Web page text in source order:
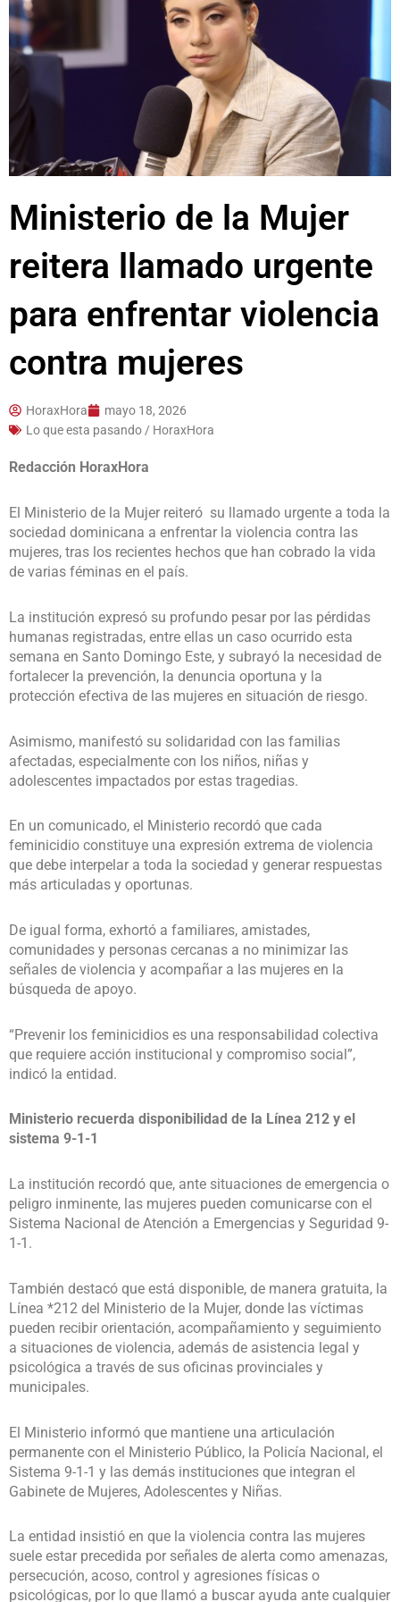
Ministerio de la Mujer
reitera llamado urgente
para enfrentar violencia
contra mujeres
HoraxHora
mayo 18, 2026
Lo que esta pasando / HoraxHora
Redacción HoraxHora
El Ministerio de la Mujer reiteró su llamado urgente a toda la
sociedad dominicana a enfrentar la violencia contra las
mujeres, tras los recientes hechos que han cobrado la vida
de varias féminas en el país.
La institución expresó su profundo pesar por las pérdidas
humanas registradas, entre ellas un caso ocurrido esta
semana en Santo Domingo Este, y subrayó la necesidad de
fortalecer la prevención, la denuncia oportuna y la
protección efectiva de las mujeres en situación de riesgo.
Asimismo, manifestó su solidaridad con las familias
afectadas, especialmente con los niños, niñas y
adolescentes impactados por estas tragedias.
En un comunicado, el Ministerio recordó que cada
feminicidio constituye una expresión extrema de violencia
que debe interpelar a toda la sociedad y generar respuestas
más articuladas y oportunas.
De igual forma, exhortó a familiares, amistades,
comunidades y personas cercanas a no minimizar las
señales de violencia y acompañar a las mujeres en la
búsqueda de apoyo.
“Prevenir los feminicidios es una responsabilidad colectiva
que requiere acción institucional y compromiso social”,
indicó la entidad.
Ministerio recuerda disponibilidad de la Línea 212 y el
sistema 9-1-1
La institución recordó que, ante situaciones de emergencia o
peligro inminente, las mujeres pueden comunicarse con el
Sistema Nacional de Atención a Emergencias y Seguridad 9-
1-1.
También destacó que está disponible, de manera gratuita, la
Línea *212 del Ministerio de la Mujer, donde las víctimas
pueden recibir orientación, acompañamiento y seguimiento
a situaciones de violencia, además de asistencia legal y
psicológica a través de sus oficinas provinciales y
municipales.
El Ministerio informó que mantiene una articulación
permanente con el Ministerio Público, la Policía Nacional, el
Sistema 9-1-1 y las demás instituciones que integran el
Gabinete de Mujeres, Adolescentes y Niñas.
La entidad insistió en que la violencia contra las mujeres
suele estar precedida por señales de alerta como amenazas,
persecución, acoso, control y agresiones físicas o
psicológicas, por lo que llamó a buscar ayuda ante cualquier